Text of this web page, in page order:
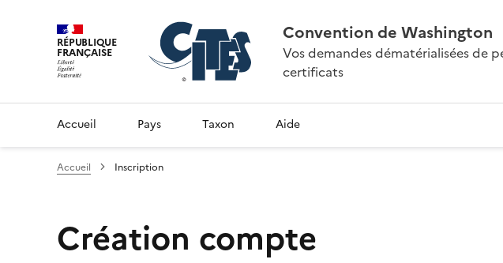
RÉPUBLIQUE
FRANÇAISE
Convention de Washington
Vos demandes dématérialisées de
certificats
Accueil Pays Taxon Aide
Accueil Inscription
Création compte